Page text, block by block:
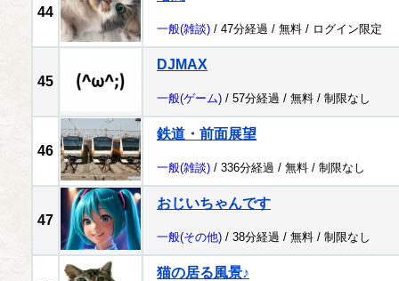
44
一般(雑談) / 47分経過 / 無料 / ログイン限定
45
DJMAX
一般(ゲーム) / 57分経過 / 無料 / 制限なし
46
鉄道・前面展望
一般(雑談) / 336分経過 / 無料 / 制限なし
47
おじいちゃんです
一般(その他) / 38分経過 / 無料 / 制限なし
猫の居る風景♪